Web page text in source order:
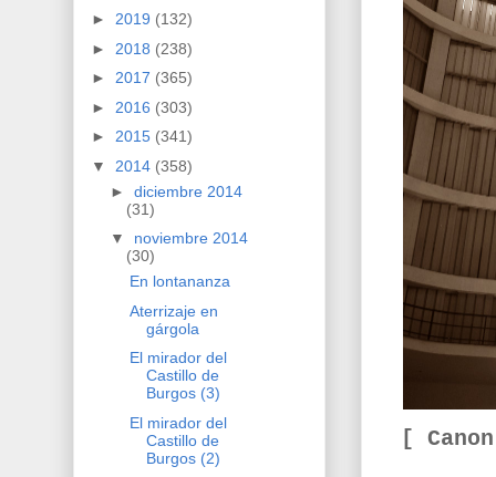
[
► 2019 (132)
► 2018 (238)
► 2017 (365)
► 2016 (303)
► 2015 (341)
▼ 2014 (358)
► diciembre 2014
(31)
▼ noviembre 2014
(30)
En lontananza
Aterrizaje en
gárgola
El mirador del
Castillo de
Burgos (3)
El mirador del
Castillo de
Burgos (2)